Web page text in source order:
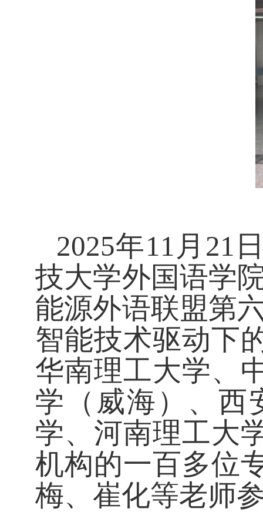
2025年11月21
技大学外国语学
能源外语联盟第
智能技术驱动下
华南理工大学、
学（威海）、西
学、河南理工大
机构的一百多位
梅、崔化等老师